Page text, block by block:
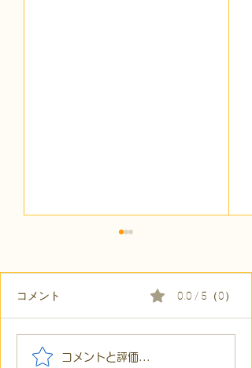
【代表ブログ】「目の前
コメント 0.0 / 5（0）
コメントと評価...